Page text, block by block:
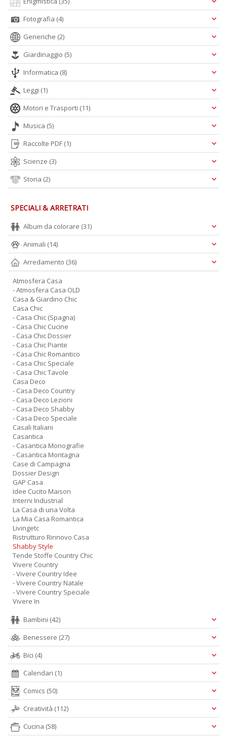
Fotografia (4)
Generiche (2)
Giardinaggio (5)
Informatica (8)
Leggi (1)
Motori e Trasporti (11)
Musica (5)
Raccolte PDF (1)
Scienze (3)
Storia (2)
SPECIALI & ARRETRATI
Album da colorare (31)
Animali (14)
Arredamento (36)
Atmosfera Casa
- Atmosfera Casa OLD
Casa & Giardino Chic
Casa Chic
- Casa Chic (Spagna)
- Casa Chic Cucine
- Casa Chic Dossier
- Casa Chic Piante
- Casa Chic Romantico
- Casa Chic Speciale
- Casa Chic Tavole
Casa Deco
- Casa Deco Country
- Casa Deco Lezioni
- Casa Deco Shabby
- Casa Deco Speciale
Casali Italiani
Casantica
- Casantica Monografie
- Casantica Montagna
Case di Campagna
Dossier Design
GAP Casa
Idee Cucito Maison
Interni Industrial
La Casa di una Volta
La Mia Casa Romantica
Livingetc
Ristrutturo Rinnovo Casa
Shabby Style
Tende Stoffe Country Chic
Vivere Country
- Vivere Country Idee
- Vivere Country Natale
- Vivere Country Speciale
Vivere In
Bambini (42)
Benessere (27)
Bici (4)
Calendari (1)
Comics (50)
Creatività (112)
Cucina (58)